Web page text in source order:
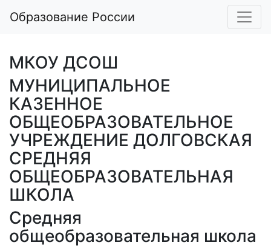
Образование России
МКОУ ДСОШ
МУНИЦИПАЛЬНОЕ
КАЗЕННОЕ
ОБЩЕОБРАЗОВАТЕЛЬНОЕ
УЧРЕЖДЕНИЕ ДОЛГОВСКАЯ
СРЕДНЯЯ
ОБЩЕОБРАЗОВАТЕЛЬНАЯ
ШКОЛА
Средняя
общеобразовательная школа